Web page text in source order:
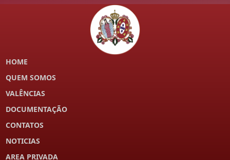
HOME
QUEM SOMOS
VALÊNCIAS
DOCUMENTAÇÃO
CONTATOS
NOTICIAS
AREA PRIVADA